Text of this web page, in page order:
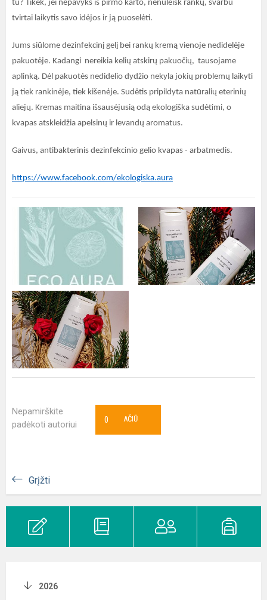
tu? Tikėk, jei nepavyks iš pirmo karto, nenuleisk rankų, svarbu
tvirtai laikytis savo idėjos ir ją puoselėti.
Jums siūlome dezinfekcinį gelį bei rankų kremą vienoje nedidelėje
pakuotėje. Kadangi nereikia kelių atskirų pakuočių, tausojame
aplinką. Dėl pakuotės nedidelio dydžio nekyla jokių problemų laikyti
ją tiek rankinėje, tiek kišenėje. Sudėtis pripildyta natūralių eterinių
aliejų. Kremas maitina išsausėjusią odą ekologiška sudėtimi, o
kvapas atskleidžia apelsinų ir levandų aromatus.
Gaivus, antibakterinis dezinfekcinio gelio kvapas - arbatmedis.
https://www.facebook.com/ekologiska.aura
Nepamirškite
padėkoti autoriui
AČIŪ
0
Grįžti
2026